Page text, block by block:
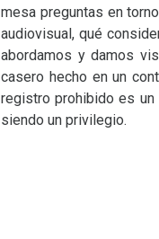
mesa preguntas en
audiovisual, qué
abordamos y damos
casero hecho en un
registro prohibido es un
siendo un privilegio.